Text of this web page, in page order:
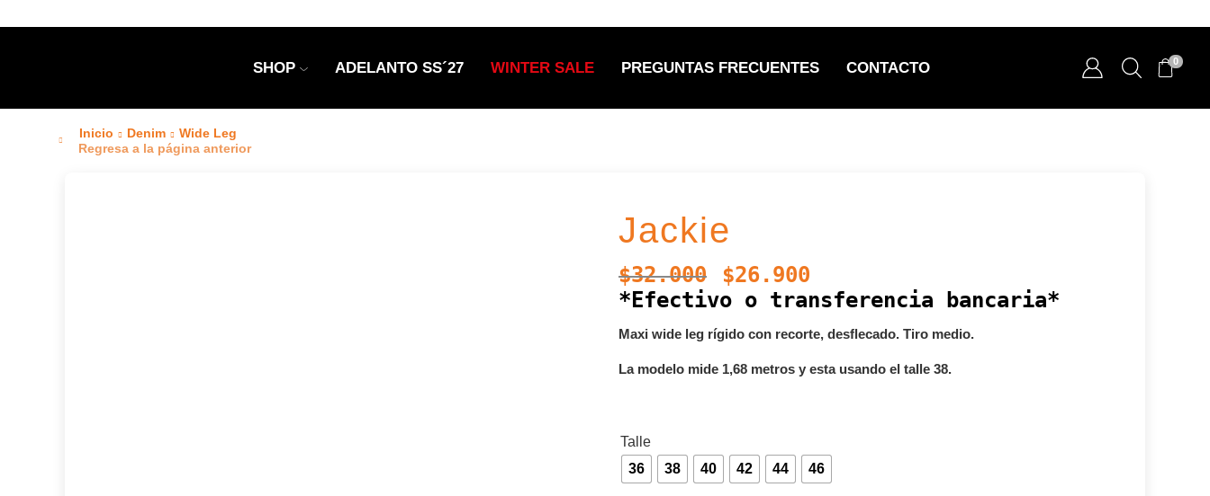
SHOP ADELANTO SS´27 WINTER SALE PREGUNTAS FRECUENTES CONTACTO 0
Inicio Denim
Wide Leg
Regresa a la página anterior
Jackie
$32.000 $26.900
*Efectivo o transferencia bancaria*
Maxi wide leg rígido con recorte, desflecado. Tiro medio.
La modelo mide 1,68 metros y esta usando el talle 38.
Talle
36
38 40 42 44 46